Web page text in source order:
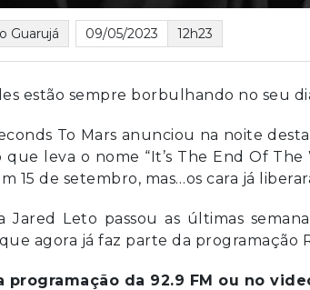
Guarujá 09/05/2023 12h23
estão sempre borbulhando no seu
To Mars anunciou na noite
que leva o nome “It’s The End Of
15 de setembro, mas…os cara já
Jared Leto passou as últimas
que agora já faz parte da programação
programação da 92.9 FM ou no